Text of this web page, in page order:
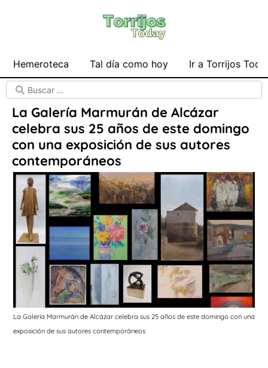
Hemeroteca Tal día como hoy Ir a Torrijos
La Galería Marmurán de Alcázar
celebra sus 25 años de este domingo
con una exposición de sus autores
contemporáneos
La Galería Marmurán de Alcázar celebra sus 25 años de este domingo con una
exposición de sus autores contemporáneos